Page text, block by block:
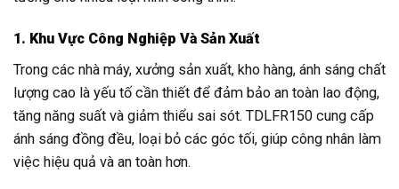
1. Khu Vực Công Nghiệp Và Sản Xuất
Trong các nhà máy, xưởng sản xuất, kho hàng, ánh sáng chất
lượng cao là yếu tố cần thiết để đảm bảo an toàn lao động,
tăng năng suất và giảm thiểu sai sót. TDLFR150 cung cấp
ánh sáng đồng đều, loại bỏ các góc tối, giúp công nhân làm
việc hiệu quả và an toàn hơn.